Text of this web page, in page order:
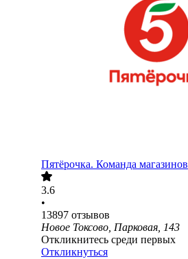
Пятёрочка. Команда магазинов
3.6
•
13897 отзывов
Новое Токсово, Парковая, 143
Откликнитесь среди первых
Откликнуться